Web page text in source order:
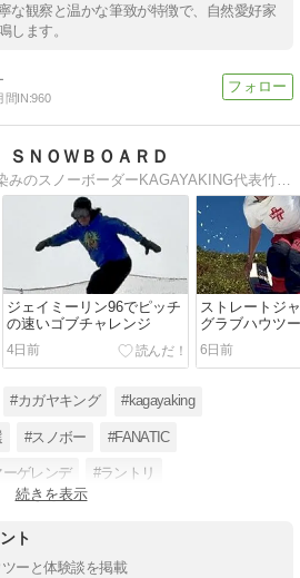
な観察と温かな筆致が特徴で、自然愛好家
します。
間IN:960
ＮＯＷＢＯＡＲＤ
カービングDVDでお馴染みのスノーボーダーKAGAYAKING代表竹内水輝の１年中オールシーズンスノーボード活動。夏,ふじてんサマーゲレンデ。冬,白馬メイン。レッスン＆キャンプ開催しています。
ジェイミーリン96でピッチ
の速いゴブチャレンジ
4日前
ストレートジ
グラブハウツ
6日前
#カガヤキング #kagayaking
#スノボー #FANATIC
ーゲレンデ #ラントリ
続きを表示
ト
ーと体験談を掲載